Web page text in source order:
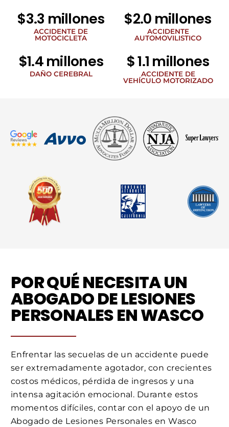
$3.3 millones
ACCIDENTE DE
MOTOCICLETA
$2.0 millones
ACCIDENTE
AUTOMOVILISTICO
$1.4 millones
DAÑO CEREBRAL
$ 1.1 millones
ACCIDENTE DE
VEHÍCULO MOTORIZADO
POR QUÉ NECESITA UN
ABOGADO DE LESIONES
PERSONALES EN WASCO
Enfrentar las secuelas de un accidente puede
ser extremadamente agotador, con crecientes
costos médicos, pérdida de ingresos y una
intensa agitación emocional. Durante estos
momentos difíciles, contar con el apoyo de un
Abogado de Lesiones Personales en Wasco